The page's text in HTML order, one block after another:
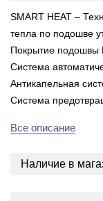
SMART HEAT –
тепла по подошве
Покрытие подошвы
Система
Антикапельная
Система
Все описание
Наличие в